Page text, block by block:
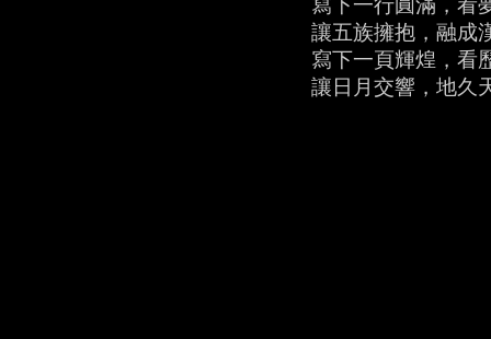
寫下一行圓滿，看夢
讓五族擁抱，融成
寫下一頁輝煌，看歷
讓日月交響，地久